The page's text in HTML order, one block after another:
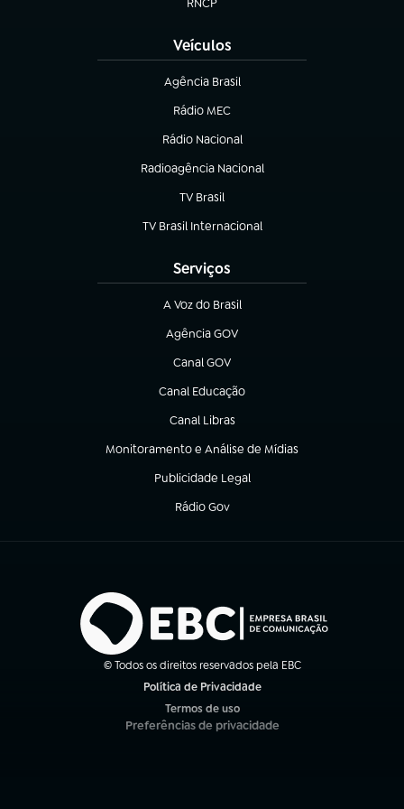
(abre em nova aba)
Veículos
Agência Brasil
(abre em nova aba)
Rádio MEC
(abre em nova aba)
Rádio Nacional
Radioagência Nacional
(abre em nova aba)
TV Brasil
(abre em nova aba)
TV Brasil Internacional
(abre em nova aba)
Serviços
A Voz do Brasil
(abre em nova aba)
Agência GOV
(abre em nova aba)
Canal GOV
(abre em nova aba)
Canal Educação
(abre em nova aba)
Canal Libras
(abre em nova aba)
Monitoramento e Análise de Mídias
(abre em nova aba)
Publicidade Legal
(abre em nova aba)
Rádio Gov
(abre em nova aba)
© Todos os direitos reservados pela EBC
Política de Privacidade
Termos de uso
(abre em nova aba)
Preferências de privacidade